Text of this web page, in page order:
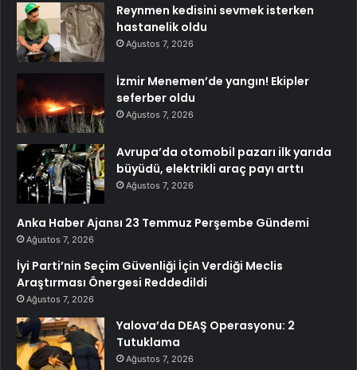
Reynmen kedisini sevmek isterken
hastanelik oldu
Ağustos 7, 2026
İzmir Menemen’de yangın! Ekipler
seferber oldu
Ağustos 7, 2026
Avrupa’da otomobil pazarı ilk yarıda
büyüdü, elektrikli araç payı arttı
Ağustos 7, 2026
Anka Haber Ajansı 23 Temmuz Perşembe Gündemi
Ağustos 7, 2026
İyi Parti’nin Seçim Güvenliği İçin Verdiği Meclis
Araştırması Önergesi Reddedildi
Ağustos 7, 2026
Yalova’da DEAŞ Operasyonu: 2
Tutuklama
Ağustos 7, 2026